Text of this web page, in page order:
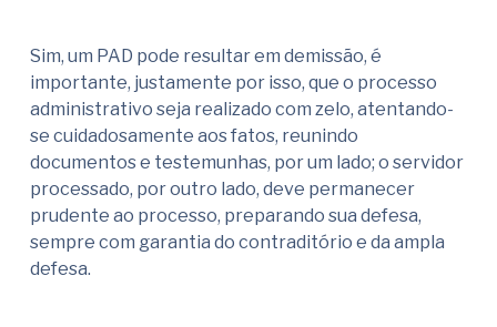
Sim, um PAD pode resultar em demissão, é
importante, justamente por isso, que o processo
administrativo seja realizado com zelo, atentando-
se cuidadosamente aos fatos, reunindo
documentos e testemunhas, por um lado; o servidor
processado, por outro lado, deve permanecer
prudente ao processo, preparando sua defesa,
sempre com garantia do contraditório e da ampla
defesa.